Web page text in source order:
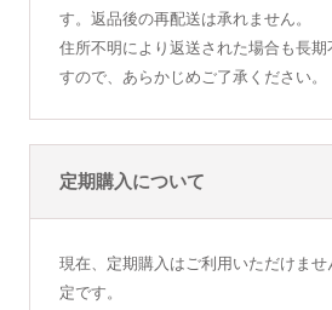
す。返品後の再配送は承れません。
住所不明により返送された場合も長期
すので、あらかじめご了承ください。
定期購入について
現在、定期購入はご利用いただけま
定です。